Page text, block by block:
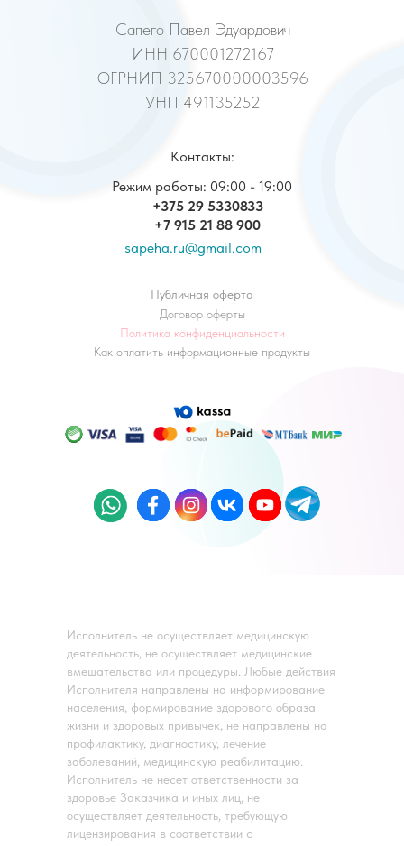
+375 29 5330833
+7 915 21 88 900
sapeha.ru@gmail.com
Режим работы: 09:00 - 19:00
Контакты:
Сапего Павел Эдуардович
ИНН 670001272167
ОГРНИП 325670000003596
УНП 491135252
Договор оферты
Политика конфиденциальности
Как оплатить информационные продукты
Публичная оферта
Исполнитель не осуществляет медицинскую
деятельность, не осуществляет медицинские
вмешательства или процедуры. Любые действия
Исполнителя направлены на информирование
населения, формирование здорового образа
жизни и здоровых привычек, не направлены на
профилактику, диагностику, лечение
заболеваний, медицинскую реабилитацию.
Исполнитель не несет ответственности за
здоровье Заказчика и иных лиц, не
осуществляет деятельность, требующую
лицензирования в соответствии с